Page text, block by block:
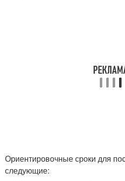
Ориентировочные сроки для
следующие: